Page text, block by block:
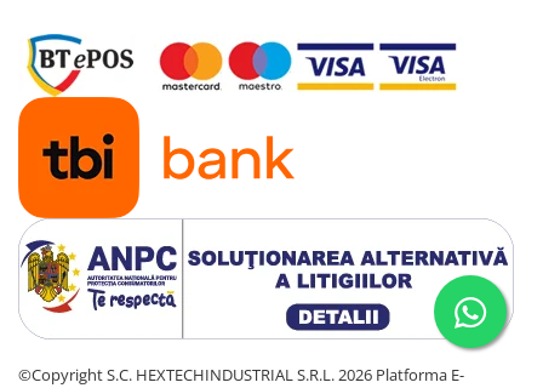
©Copyright S.C. HEXTECHINDUSTRIAL S.R.L. 2026 Platforma E-